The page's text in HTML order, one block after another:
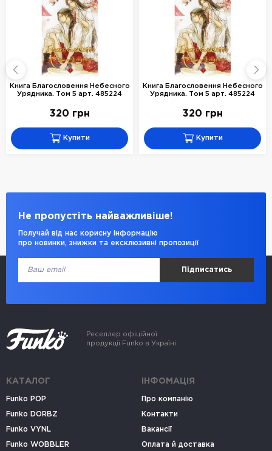
Книга Благословення Небесного
Урядника. Том 5 арт. 485224
320 грн
Купити
Книга Благословення Небесного
Урядника. Том 5 арт. 485224
320 грн
Купити
Не пропустіть найважливіше!
Получай від нас корисну інформацію
про новинки, знижки та ексклюзивні пропозиції
Підписатись
Реселлер офіційної
продукції Funko в Україні
КАТАЛОГ
Funko POP
Funko DORBZ
Funko VYNL
Funko WOBBLER
ІНФОМАЦІЯ
Про компанію
Контакти
Вакансії
Оплата й доставка